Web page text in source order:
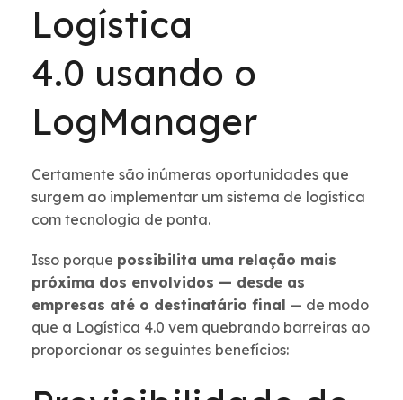
Logística
4.0 usando o
LogManager
Certamente são inúmeras oportunidades que
surgem ao implementar um sistema de logística
com tecnologia de ponta.
Isso porque possibilita uma relação mais
próxima dos envolvidos — desde as
empresas até o destinatário final — de modo
que a Logística 4.0 vem quebrando barreiras ao
proporcionar os seguintes benefícios: